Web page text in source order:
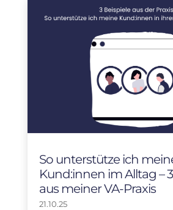
So unterstütze ich
Kund:innen im Alltag –
aus meiner VA-Praxis
21.10.25